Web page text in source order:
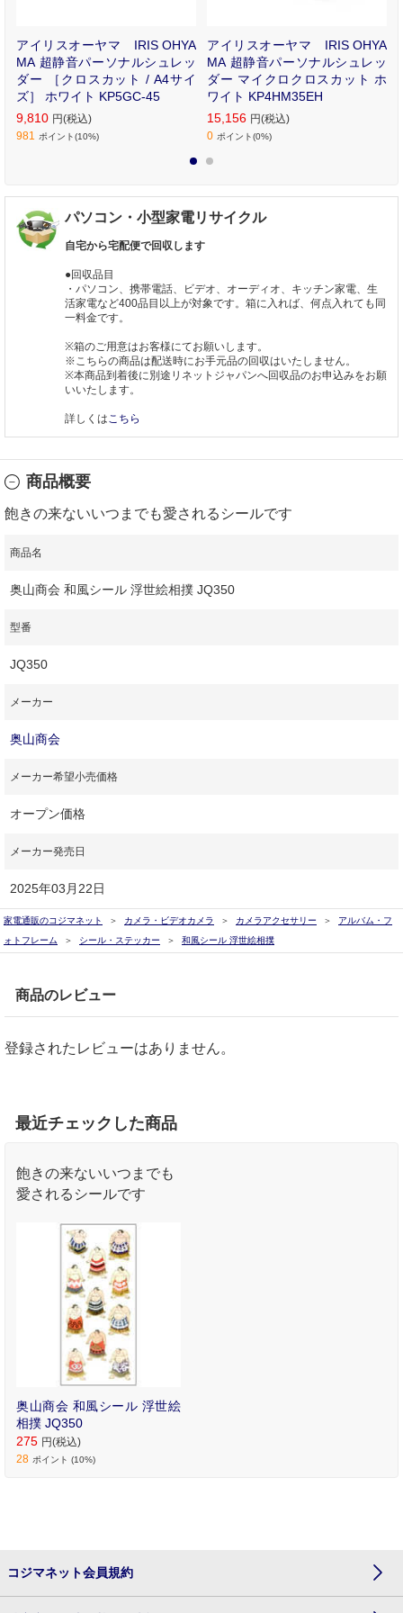
アイリスオーヤマ IRIS OHYA
MA 超静音パーソナルシュレッ
ダー ［クロスカット / A4サイ
ズ］ ホワイト KP5GC-45
9,810 円(税込)
981
ポイント(10%)
アイリスオーヤマ IRIS OHYA
MA 超静音パーソナルシュレッ
ダー マイクロクロスカット ホ
ワイト KP4HM35EH
15,156 円(税込)
0 ポイント(0%)
パソコン・小型家電リサイクル
自宅から宅配便で回収します
●回収品目
・パソコン、携帯電話、ビデオ、オーディオ、キッチン家電、生
活家電など400品目以上が対象です。箱に入れば、何点入れても同
一料金です。
※箱のご用意はお客様にてお願いします。
※こちらの商品は配送時にお手元品の回収はいたしません。
※本商品到着後に別途リネットジャパンへ回収品のお申込みをお願
いいたします。
詳しくは こちら
商品概要
飽きの来ないいつまでも愛されるシールです
商品名
奥山商会 和風シール 浮世絵相撲 JQ350
型番
JQ350
メーカー
奥山商会
メーカー希望小売価格
オープン価格
メーカー発売日
2025年03月22日
家電通販のコジマネット カメラ・ビデオカメラ カメラアクセサリー
アルバム・フ
ォトフレーム
シール・ステッカー 和風シール 浮世絵相撲
商品のレビュー
登録されたレビューはありません。
最近チェックした商品
飽きの来ないいつまでも
愛されるシールです
奥山商会 和風シール 浮世絵
相撲 JQ350
275 円(税込)
28 ポイント (10%)
コジマネット会員規約